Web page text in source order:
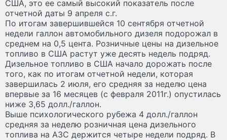
США, это ее самый высокий показатель после
отчетной даты 9 апреля с.г.
По итогам завершившейся 10 сентября отчетной
недели галлон автомобильного дизеля подорожал в
среднем на 0,5 цента. Розничные цены на дизельное
топливо в США растут уже десять недель подряд.
Дизельное топливо в США начало дорожать после
того, как по итогам отчетной недели, которая
завершилась 2 июля, его средняя за неделю цена
впервые за 16 месяцев (с февраля 2011г.) опустилась
ниже 3,65 долл./галлон.
Выше психологического рубежа 4 долл./галлон
средняя за неделю розничная цена дизельного
топлива на АЗС держится четыре недели подряд. В